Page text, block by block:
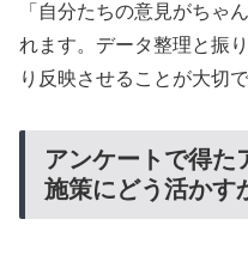
「自分たちの意見がちゃ
れます。データ整理と振
り反映させることが大切で
アンケートで得た
施策にどう活かす